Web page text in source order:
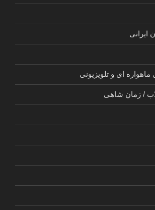
ایرانی
ای و تلویزیونی
/ زمان شاهی